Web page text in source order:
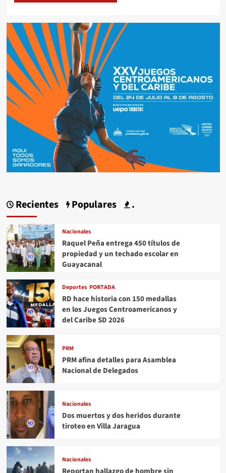
Recientes Populares .
Nacionales
Raquel Peña entrega 450 títulos de
propiedad y un techado escolar en
Guayacanal
Deportes PORTADA
RD hace historia con 150 medallas
en los Juegos Centroamericanos y
del Caribe SD 2026
PRM
PRM afina detalles para Asamblea
Nacional de Delegados
Nacionales
Dos muertos y dos heridos durante
tiroteo en Villa Jaragua
Nacionales